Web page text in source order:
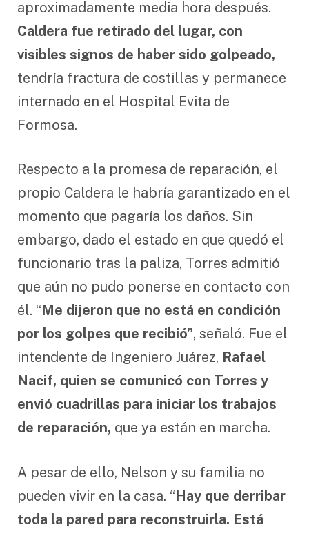
aproximadamente media hora después.
Caldera fue retirado del lugar, con
visibles signos de haber sido golpeado,
tendría fractura de costillas y permanece
internado en el Hospital Evita de
Formosa.
Respecto a la promesa de reparación, el
propio Caldera le habría garantizado en el
momento que pagaría los daños. Sin
embargo, dado el estado en que quedó el
funcionario tras la paliza, Torres admitió
que aún no pudo ponerse en contacto con
él. “ Me dijeron que no está en condición
por los golpes que recibió”, señaló. Fue el
intendente de Ingeniero Juárez, Rafael
Nacif, quien se comunicó con Torres y
envió cuadrillas para iniciar los trabajos
de reparación, que ya están en marcha.
A pesar de ello, Nelson y su familia no
pueden vivir en la casa. “Hay que derribar
toda la pared para reconstruirla. Está